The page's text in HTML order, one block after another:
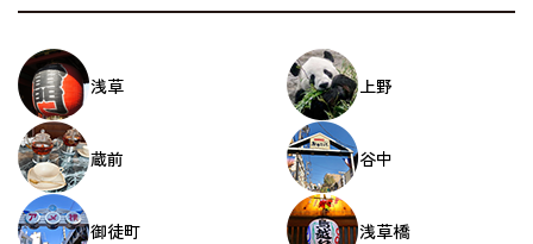
浅草 上野
蔵前 谷中
御徒町 浅草橋